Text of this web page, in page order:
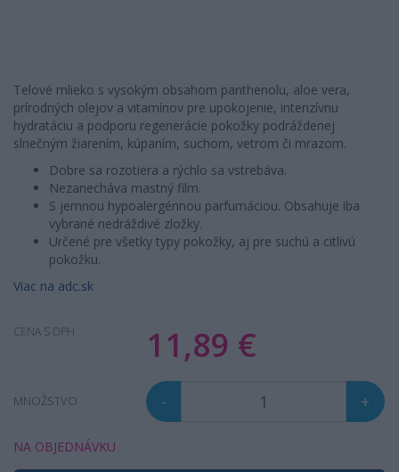
Telové mlieko s vysokým obsahom panthenolu, aloe vera,
prírodných olejov a vitamínov pre upokojenie, intenzívnu
hydratáciu a podporu regenerácie pokožky podráždenej
slnečným žiarením, kúpaním, suchom, vetrom či mrazom.
Dobre sa rozotiera a rýchlo sa vstrebáva.
Nezanecháva mastný film.
S jemnou hypoalergénnou parfumáciou. Obsahuje iba
vybrané nedráždivé zložky.
Určené pre všetky typy pokožky, aj pre suchú a citlivú
pokožku.
Viac na adc.sk
CENA S DPH 11,89 €
MNOŽSTVO - +
NA OBJEDNÁVKU